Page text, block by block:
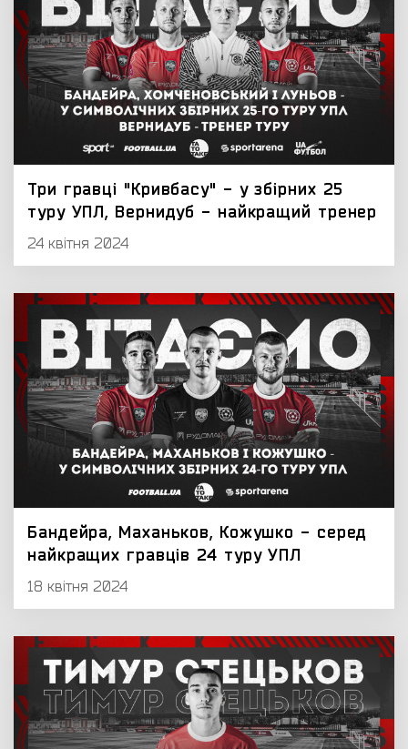
Три гравці "Кривбасу" - у збірних 25
туру УПЛ, Вернидуб - найкращий тренер
24 квітня 2024
Бандейра, Маханьков, Кожушко - серед
найкращих гравців 24 туру УПЛ
18 квітня 2024